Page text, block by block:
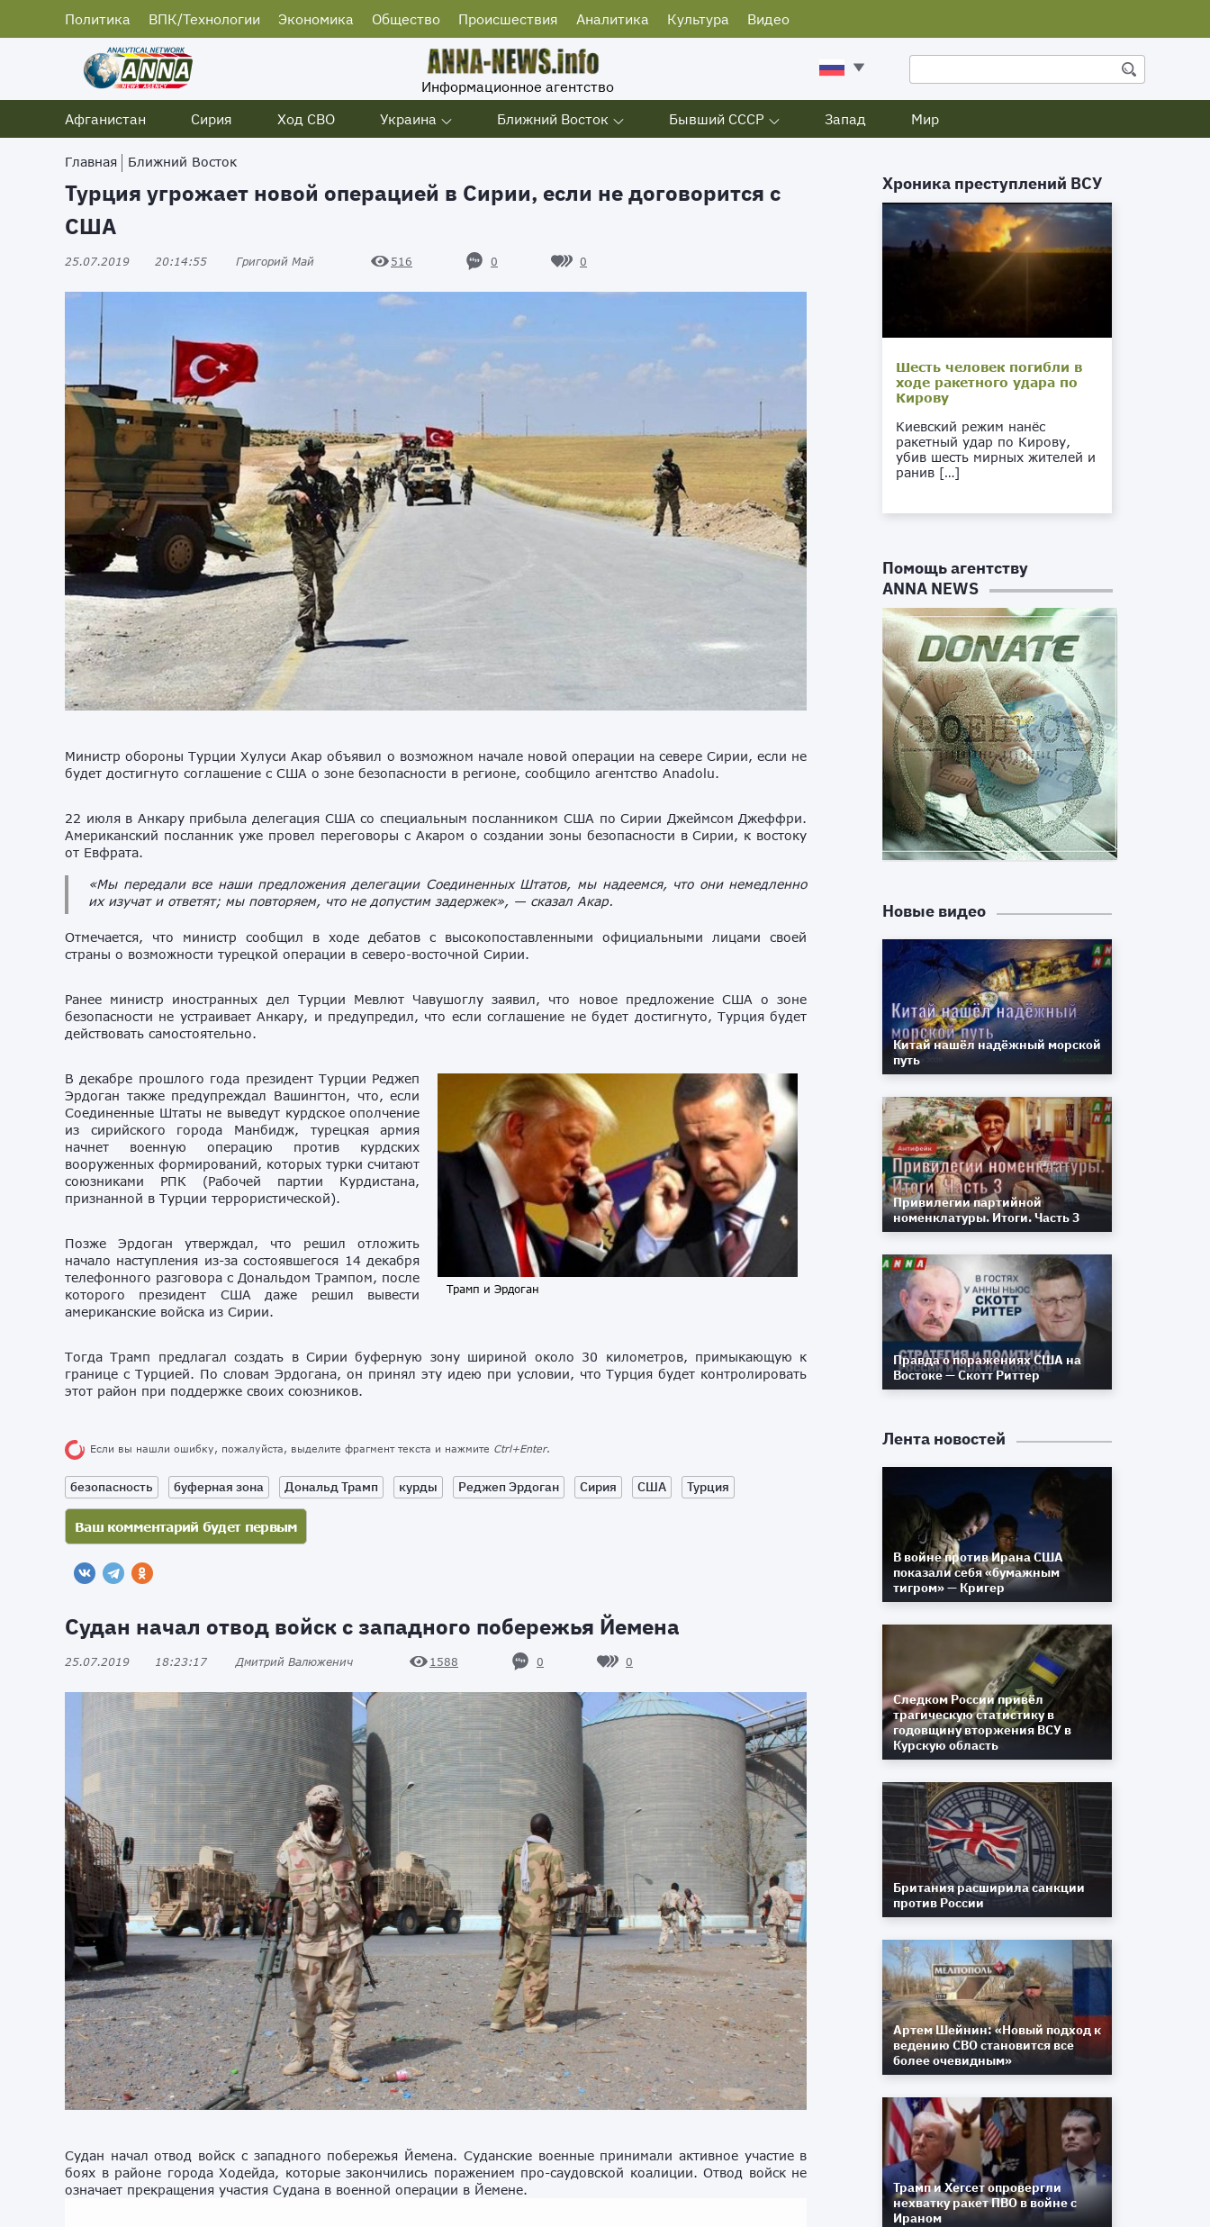
Политика ВПК/Технологии Экономика Общество Происшествия Аналитика Культура Видео
Информационное агентство
Афганистан
Сирия Ход СВО Украина Ближний Восток Бывший СССР Запад Мир
Главная Ближний Восток
Турция угрожает новой операцией в Сирии, если не договорится с
США
25.07.2019 20:14:55 Григорий Май 516 0 0
Министр обороны Турции Хулуси Акар объявил о возможном начале новой операции на севере Сирии, если не
будет достигнуто соглашение с США о зоне безопасности в регионе, сообщило агентство Anadolu.
22 июля в Анкару прибыла делегация США со специальным посланником США по Сирии Джеймсом Джеффри.
Американский посланник уже провел переговоры с Акаром о создании зоны безопасности в Сирии, к востоку
от Евфрата.
«Мы передали все наши предложения делегации Соединенных Штатов, мы надеемся, что они немедленно
их изучат и ответят; мы повторяем, что не допустим задержек», — сказал Акар.
Отмечается, что министр сообщил в ходе дебатов с высокопоставленными официальными лицами своей
страны о возможности турецкой операции в северо-восточной Сирии.
Ранее министр иностранных дел Турции Мевлют Чавушоглу заявил, что новое предложение США о зоне
безопасности не устраивает Анкару, и предупредил, что если соглашение не будет достигнуто, Турция будет
действовать самостоятельно.
Трамп и Эрдоган
В декабре прошлого года президент Турции Реджеп
Эрдоган также предупреждал Вашингтон, что, если
Соединенные Штаты не выведут курдское ополчение
из сирийского города Манбидж, турецкая армия
начнет военную операцию против курдских
вооруженных формирований, которых турки считают
союзниками РПК (Рабочей партии Курдистана,
признанной в Турции террористической).
Позже Эрдоган утверждал, что решил отложить
начало наступления из-за состоявшегося 14 декабря
телефонного разговора с Дональдом Трампом, после
которого президент США даже решил вывести
американские войска из Сирии.
Тогда Трамп предлагал создать в Сирии буферную зону шириной около 30 километров, примыкающую к
границе с Турцией. По словам Эрдогана, он принял эту идею при условии, что Турция будет контролировать
этот район при поддержке своих союзников.
Если вы нашли ошибку, пожалуйста, выделите фрагмент текста и нажмите Ctrl+Enter.
безопасность буферная зона Дональд Трамп курды Реджеп Эрдоган Сирия США Турция
Судан начал отвод войск с западного побережья Йемена
25.07.2019 18:23:17 Дмитрий Валюженич 1588 0 0
Судан начал отвод войск с западного побережья Йемена. Суданские военные принимали активное участие в
боях в районе города Ходейда, которые закончились поражением про-саудовской коалиции. Отвод войск не
означает прекращения участия Судана в военной операции в Йемене.
Хроника преступлений ВСУ
Шесть человек погибли в
ходе ракетного удара по
Кирову
Киевский режим нанёс
ракетный удар по Кирову,
убив шесть мирных жителей и
ранив […]
Помощь агентству
ANNA NEWS
Новые видео
Китай нашёл надёжный морской
путь
Привилегии партийной
номенклатуры. Итоги. Часть 3
Правда о поражениях США на
Востоке — Скотт Риттер
Лента новостей
В войне против Ирана США
показали себя «бумажным
тигром» — Кригер
Следком России привёл
трагическую статистику в
годовщину вторжения ВСУ в
Курскую область
Британия расширила санкции
против России
Артем Шейнин: «Новый подход к
ведению СВО становится все
более очевидным»
Трамп и Хегсет опровергли
нехватку ракет ПВО в войне с
Ираном